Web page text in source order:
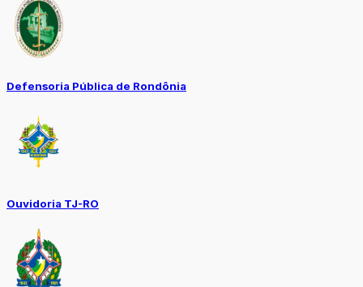
Defensoria Pública de Rondônia
Ouvidoria TJ-RO